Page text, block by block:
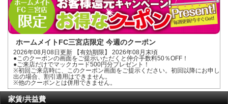
ホームメイトFC三宮店限定 今週のクーポン
2026年08月08日更新 【有効期限】 2026年08月末頃
●このクーポンの画面をご提示いただくと仲介手数料50％OFF！
●ご来店だけでマックカード500円分プレゼント！
※初回ご来店時に、このクーポン画面をご提示ください。初回以降にお申し
出の場合、割引適用はできません。
※他のクーポンとは併用できません。
家賃/共益費